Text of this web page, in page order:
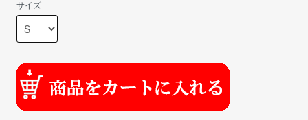
サイズ